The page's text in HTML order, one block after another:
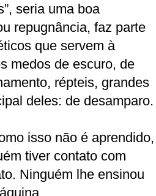
seria uma boa
repugnância, faz parte
que servem à
medos de escuro, de
répteis, grandes
deles: de desamparo.
isso não é aprendido,
tiver contato com
Ninguém lhe ensinou